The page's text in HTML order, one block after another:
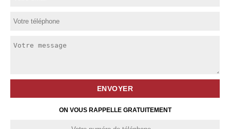
ON VOUS RAPPELLE GRATUITEMENT